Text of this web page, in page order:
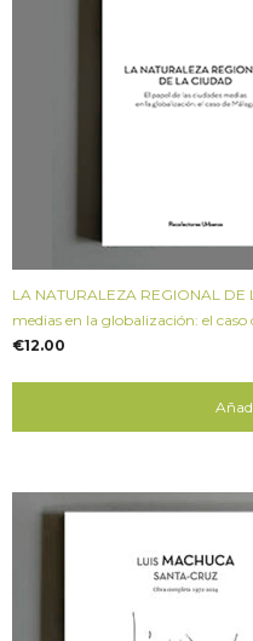
LA NATURALEZA REGIONAL DE
medias en la globalización: el caso
€12.00